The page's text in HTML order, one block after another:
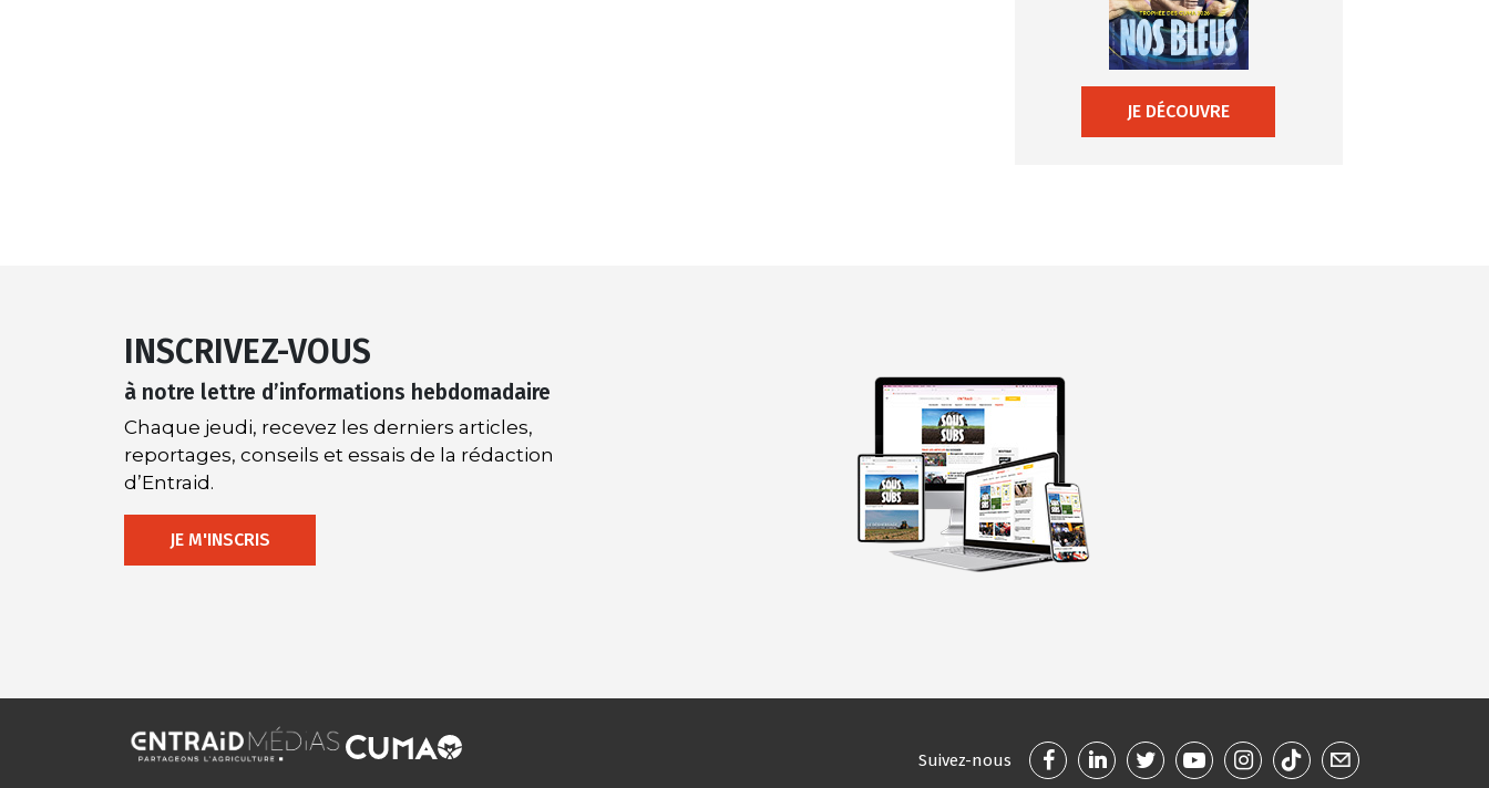
JE DÉCOUVRE
INSCRIVEZ-VOUS
à notre lettre d’informations hebdomadaire
Chaque jeudi, recevez les derniers articles,
reportages, conseils et essais de la rédaction
d’Entraid.
JE M'INSCRIS
Suivez-nous